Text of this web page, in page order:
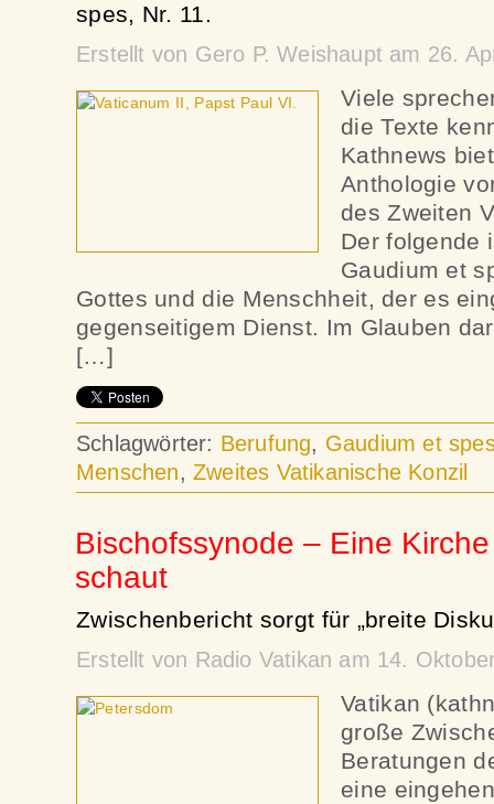
spes, Nr. 11.
Erstellt von Gero P. Weishaupt am 26.
Viele
die Texte
Kathnews
Anthologie
des Zweiten
Der folgende
Gaudium et
Gottes und die Menschheit, der es
gegenseitigem Dienst. Im Glauben
[…]
Schlagwörter: Berufung, Gaudium et
Menschen,Zweites Vatikanische Konzil
Bischofssynode – Eine
schaut
Zwischenbericht sorgt für „breite
Erstellt von Radio Vatikan am 14.
Vatikan
große
Beratungen
eine